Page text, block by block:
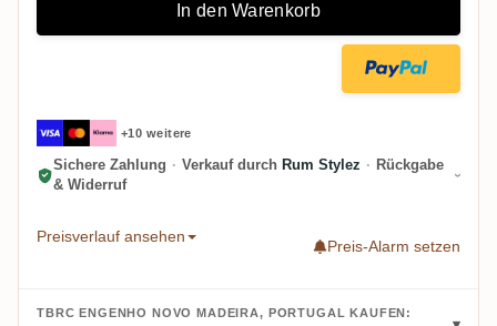
In den Warenkorb
+10 weitere
Sichere Zahlung · Verkauf durch Rum Stylez · Rückgabe
& Widerruf
Preisverlauf ansehen
Preis-Alarm setzen
TBRC ENGENHO NOVO MADEIRA, PORTUGAL KAUFEN: